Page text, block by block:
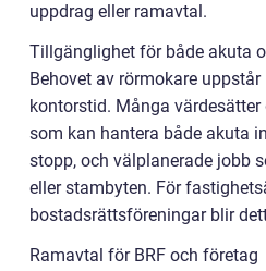
uppdrag eller ramavtal.
Tillgänglighet för både akuta
Behovet av rörmokare
kontorstid. Många värdesätter
som kan hantera både akuta
stopp, och välplanerade jobb
eller stambyten. För
bostadsrättsföreningar blir
Ramavtal för BRF och företag